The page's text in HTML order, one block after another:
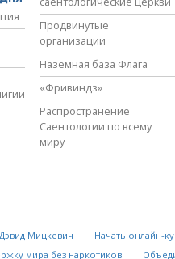
Продвинутые
организации
Наземная база Флага
«Фривиндз»
Распространение
Саентологии по всему
миру
Дэвид Мицкевич Начать онлайн-
мира без наркотиков